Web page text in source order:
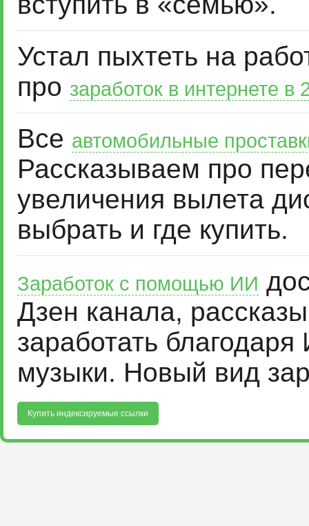
Устал пыхтеть на
про заработок в интернете в
Все автомобильные
Рассказываем про
увеличения вылета
выбрать и где купить.
Заработок с помощью ИИ
Дзен канала,
заработать
музыки. Новый вид
Купить индексируемые ссылки